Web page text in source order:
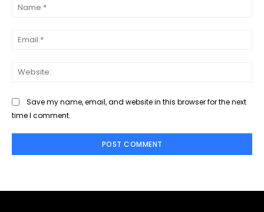
Save my name, email, and website in this browser for the next
time I comment.